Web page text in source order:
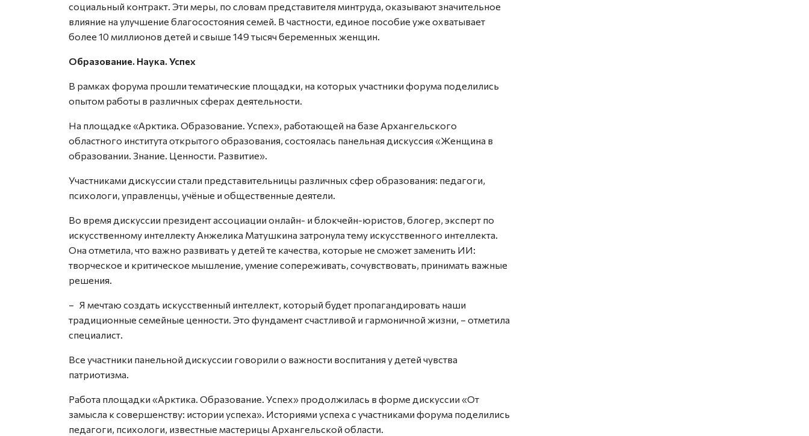
социальный контракт. Эти меры, по словам представителя минтруда, оказывают значительное
влияние на улучшение благосостояния семей. В частности, единое пособие уже охватывает
более 10 миллионов детей и свыше 149 тысяч беременных женщин.
Образование. Наука. Успех
В рамках форума прошли тематические площадки, на которых участники форума поделились
опытом работы в различных сферах деятельности.
На площадке «Арктика. Образование. Успех», работающей на базе Архангельского
областного института открытого образования, состоялась панельная дискуссия «Женщина в
образовании. Знание. Ценности. Развитие».
Участниками дискуссии стали представительницы различных сфер образования: педагоги,
психологи, управленцы, учёные и общественные деятели.
Во время дискуссии президент ассоциации онлайн- и блокчейн-юристов, блогер, эксперт по
искусственному интеллекту Анжелика Матушкина затронула тему искусственного интеллекта.
Она отметила, что важно развивать у детей те качества, которые не сможет заменить ИИ:
творческое и критическое мышление, умение сопереживать, сочувствовать, принимать важные
решения.
– Я мечтаю создать искусственный интеллект, который будет пропагандировать наши
традиционные семейные ценности. Это фундамент счастливой и гармоничной жизни, – отметила
специалист.
Все участники панельной дискуссии говорили о важности воспитания у детей чувства
патриотизма.
Работа площадки «Арктика. Образование. Успех» продолжилась в форме дискуссии «От
замысла к совершенству: истории успеха». Историями успеха с участниками форума поделились
педагоги, психологи, известные мастерицы Архангельской области.